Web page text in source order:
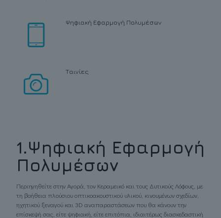
Ψηφιακή Εφαρμογή Πολυμέσων
Ταινίες
1.Ψηφιακή Εφαρμογή
Πολυμέσων
Περιηγηθείτε στην Αγορά, τον Κεραμεικό και τους Δυτικούς Λόφους, με
τη βοήθεια πλούσιου οπτικοακουστικού υλικού, κινουμένων σχεδίων,
ηχητικού ξεναγού και 3D αναπαραστάσεων που θα κάνουν την
επίσκεψή σας, είτε ψηφιακή, είτε επιτόπια, ιδιαιτέρως διασκεδαστική